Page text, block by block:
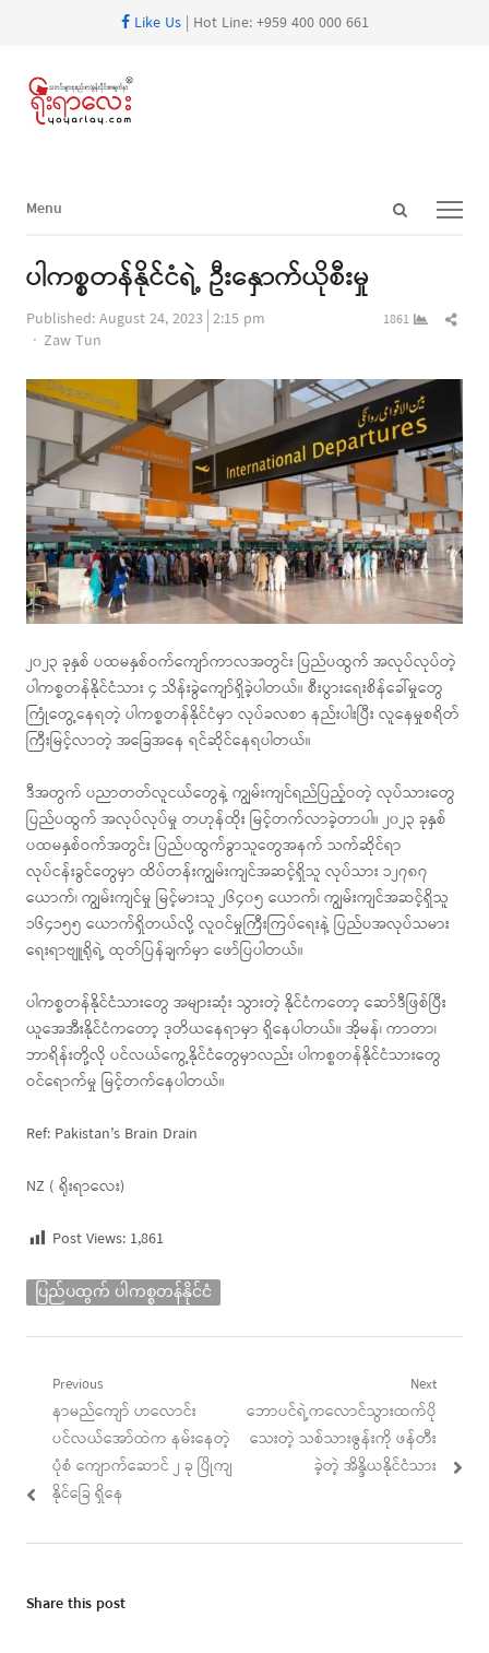
Like Us| Hot Line: +959 400 000 661
Open
Menu
Menu
ပါကစ္စတန်နိုင်ငံရဲ့ ဦးနှောက်ယိုစီးမှု
Published:August 24, 2023 2:15 pm
Author
Zaw Tun
1861
၂၀၂၃ ခုနှစ် ပထမနှစ်ဝက်ကျော်ကာလအတွင်း ပြည်ပထွက် အလုပ်လုပ်တဲ့
ပါကစ္စတန်နိုင်ငံသား ၄ သိန်းခွဲကျော်ရှိခဲ့ပါတယ်။ စီးပွားရေးစိန်ခေါ်မှုတွေ
ကြုံတွေ့နေရတဲ့ ပါကစ္စတန်နိုင်ငံမှာ လုပ်ခလစာ နည်းပါးပြီး လူနေမှုစရိတ်
ကြီးမြင့်လာတဲ့ အခြေအနေ ရင်ဆိုင်နေရပါတယ်။
ဒီအတွက် ပညာတတ်လူငယ်တွေနဲ့ ကျွမ်းကျင်ရည်ပြည့်ဝတဲ့ လုပ်သားတွေ
ပြည်ပထွက် အလုပ်လုပ်မှု တဟုန်ထိုး မြင့်တက်လာခဲ့တာပါ။ ၂၀၂၃ ခုနှစ်
ပထမနှစ်ဝက်အတွင်း ပြည်ပထွက်ခွာသူတွေအနက် သက်ဆိုင်ရာ
လုပ်ငန်းခွင်တွေမှာ ထိပ်တန်းကျွမ်းကျင်အဆင့်ရှိသူ လုပ်သား ၁၂၇၈၇
ယောက်၊ ကျွမ်းကျင်မှု မြင့်မားသူ ၂၆၄၀၅ ယောက်၊ ကျွမ်းကျင်အဆင့်ရှိသူ
၁၆၄၁၅၅ ယောက်ရှိတယ်လို့ လူဝင်မှုကြီးကြပ်ရေးနဲ့ ပြည်ပအလုပ်သမား
ရေးရာဗျူရိုရဲ့ ထုတ်ပြန်ချက်မှာ ဖော်ပြပါတယ်။
ပါကစ္စတန်နိုင်ငံသားတွေ အများဆုံး သွားတဲ့ နိုင်ငံကတော့ ဆော်ဒီဖြစ်ပြီး
ယူအေအီးနိုင်ငံကတော့ ဒုတိယနေရာမှာ ရှိနေပါတယ်။ အိုမန်၊ ကာတာ၊
ဘာရိန်းတို့လို ပင်လယ်ကွေ့နိုင်ငံတွေမှာလည်း ပါကစ္စတန်နိုင်ငံသားတွေ
ဝင်ရောက်မှု မြင့်တက်နေပါတယ်။
Ref: Pakistan’s Brain Drain
NZ ( ရိုးရာလေး)
Post Views: 1,861
ပြည်ပထွက် ပါကစ္စတန်နိုင်ငံ
Post
navigation
Previous
Previous
post:
နာမည်ကျော် ဟလောင်း
ပင်လယ်အော်ထဲက နမ်းနေတဲ့
ပုံစံ ကျောက်ဆောင် ၂ ခု ပြိုကျ
နိုင်ခြေ ရှိနေ
Next
Next
post:
ဘောပင်ရဲ့ကလောင်သွားထက်ပို
သေးတဲ့ သစ်သားဇွန်းကို ဖန်တီး
ခဲ့တဲ့ အိန္ဒိယနိုင်ငံသား
Share this post